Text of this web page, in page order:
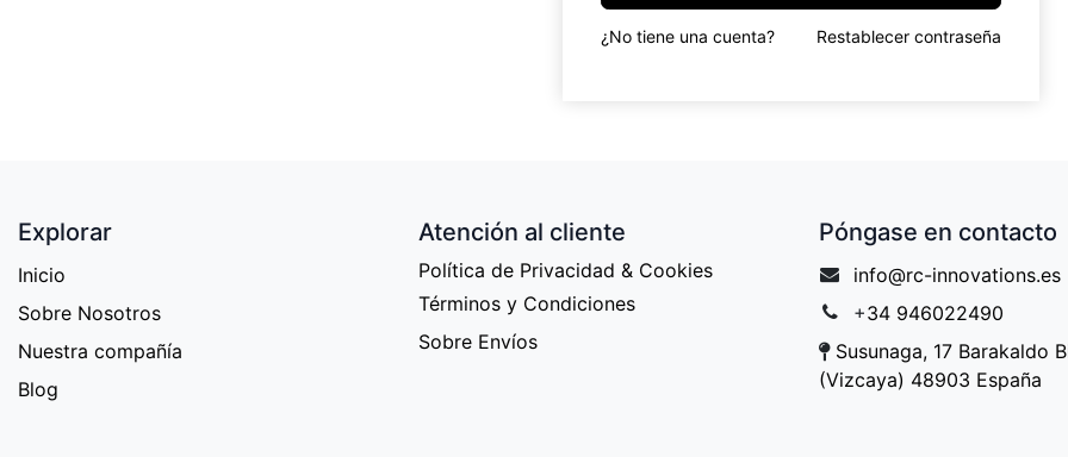
¿No tiene una cuenta? Restablecer contraseña
Explorar
Inicio
Sobre Nosotros
Nuestra compañía
Blog
Atención al cliente
Política de Privacidad & Cookies
Términos y Condiciones
Sobre Envíos
Póngase en contacto
info@rc-innovations.es
+34 946022490
Susunaga, 17 Barakaldo
(Vizcaya) 48903 España